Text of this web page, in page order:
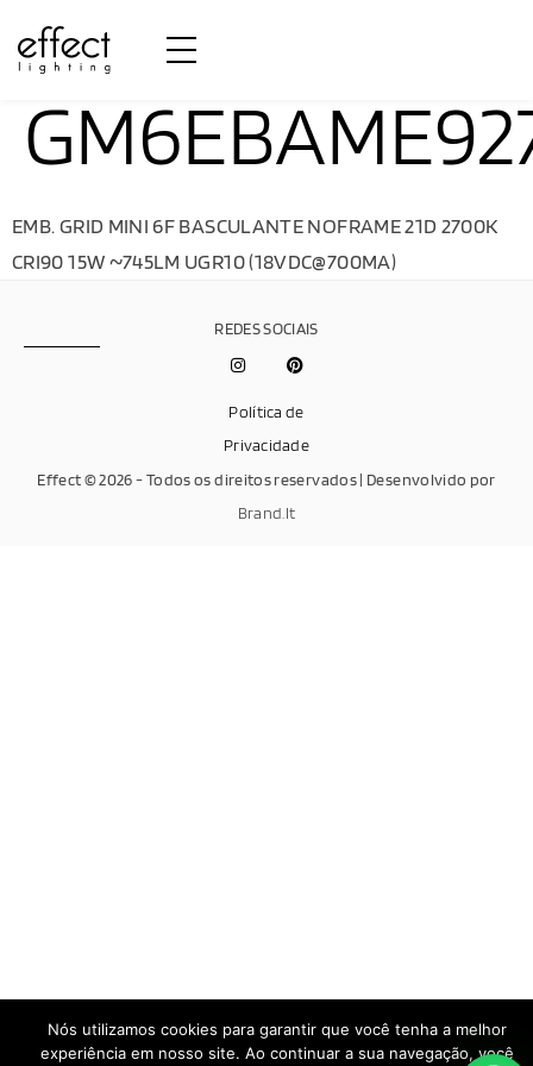
EMB. GRID MINI 6F BASCULANTE NOFRAME 21D 2700K
CRI90 15W ~745LM UGR10 (18VDC@700MA)
Effect © 2026 - Todos os direitos reservados | Desenvolvido por
Brand.It
Política de
Privacidade
REDES SOCIAIS
Nós utilizamos cookies para garantir que você tenha a melhor
experiência em nosso site. Ao continuar a sua navegação, você